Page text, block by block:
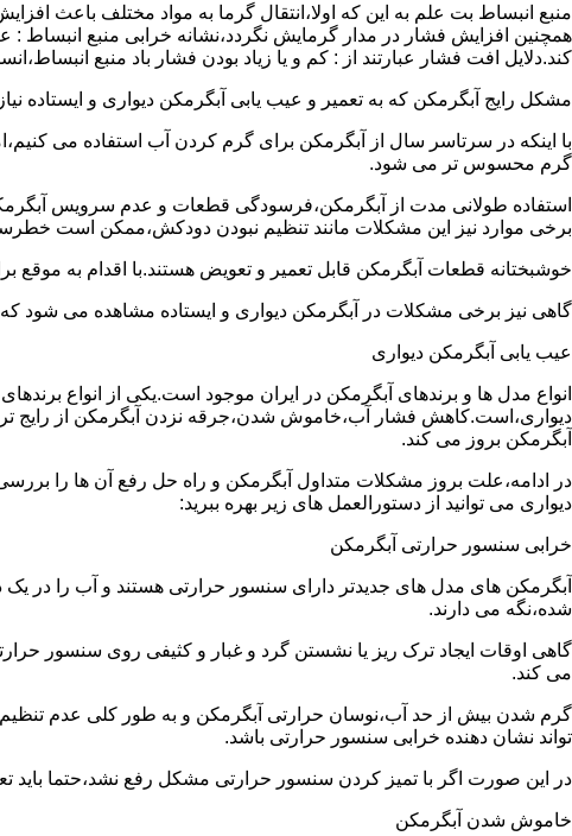
منبع انبساط بت علم به این که اولا،انتقال گرما به مواد مختلف باعث
همچنین افزایش فشار در مدار گرمایش نگردد،نشانه خرابی منبع انبساط
کند.دلایل افت فشار عبارتند از : کم و یا زیاد بودن فشار باد منبع
مشکل رایج آبگرمکن که به تعمیر و عیب یابی آبگرمکن دیواری و ایستاده نیاز
با اینکه در سرتاسر سال از آبگرمکن برای گرم کردن آب استفاده می
گرم محسوس تر می شود.
استفاده طولانی مدت از آبگرمکن،فرسودگی قطعات و عدم سرویس
برخی موارد نیز این مشکلات مانند تنظیم نبودن دودکش،ممکن است
خوشبختانه قطعات آبگرمکن قابل تعمیر و تعویض هستند.با اقدام به
گاهی نیز برخی مشکلات در آبگرمکن دیواری و ایستاده مشاهده می شود
عیب یابی آبگرمکن دیواری
انواع مدل ها و برندهای آبگرمکن در ایران موجود است.یکی از انواع
دیواری،است.کاهش فشار آب،خاموش شدن،جرقه نزدن آبگرمکن از رایج
آبگرمکن بروز می کند.
در ادامه،علت بروز مشکلات متداول آبگرمکن و راه حل رفع آن ها را
دیواری می توانید از دستورالعمل های زیر بهره ببرید:
خرابی سنسور حرارتی آبگرمکن
آبگرمکن های مدل های جدیدتر دارای سنسور حرارتی هستند و آب را در
شده،نگه می دارند.
گاهی اوقات ایجاد ترک ریز یا نشستن گرد و غبار و کثیفی روی سنسور
می کند.
گرم شدن بیش از حد آب،نوسان حرارتی آبگرمکن و به طور کلی عدم
تواند نشان دهنده خرابی سنسور حرارتی باشد.
در این صورت اگر با تمیز کردن سنسور حرارتی مشکل رفع نشد،حتما باید
خاموش شدن آبگرمکن